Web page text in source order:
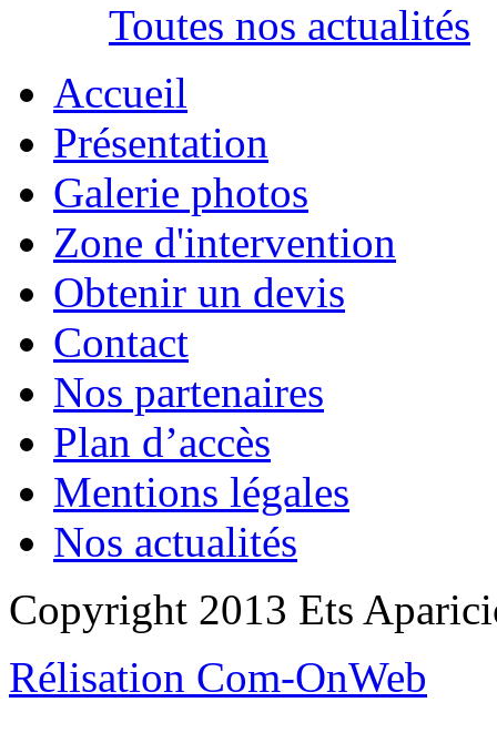
Toutes nos actualités
Accueil
Présentation
Galerie photos
Zone d'intervention
Obtenir un devis
Contact
Nos partenaires
Plan d’accès
Mentions légales
Nos actualités
Copyright 2013 Ets
Rélisation Com-OnWeb